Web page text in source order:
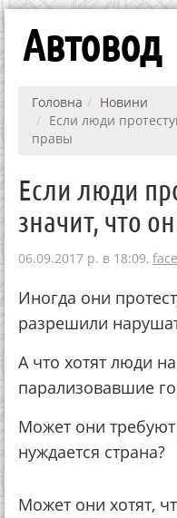
Автовод
Головна
Новини
Если люди
правы
Если люди
значит, что
06.09.2017 р. в 18:09,
Иногда они
разрешили
А что хотят люди
парализовавшие
Может они
нуждается страна?
Может они хотят,